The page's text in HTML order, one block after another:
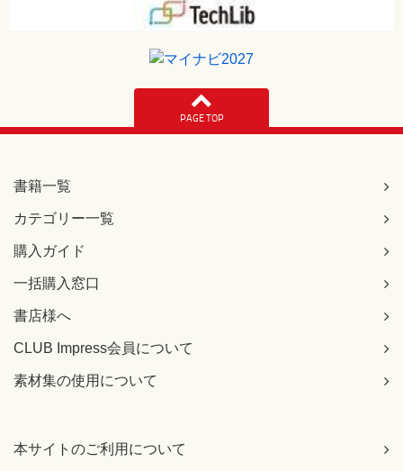
PAGE TOP
書籍一覧
カテゴリー一覧
購入ガイド
一括購入窓口
書店様へ
CLUB Impress会員について
素材集の使用について
本サイトのご利用について